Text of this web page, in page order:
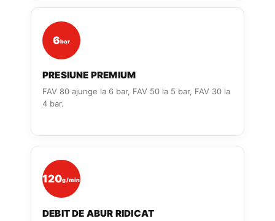
6bar
PRESIUNE PREMIUM
FAV 80 ajunge la 6 bar, FAV 50 la 5 bar, FAV 30 la
4 bar.
120g/min
DEBIT DE ABUR RIDICAT